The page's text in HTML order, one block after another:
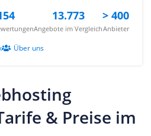
13.773
Angebote im Vergleich
> 400
Anbieter
Über uns
& Preise im